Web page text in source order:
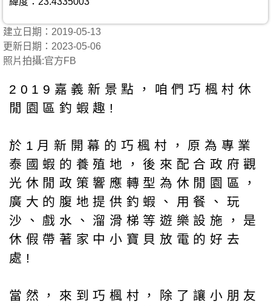
建立日期：2019-05-13
更新日期：2023-05-06
照片拍攝:官方FB
2019嘉義新景點，咱們巧楓村休
閒園區釣蝦趣!
於1月新開幕的巧楓村，原為專業
泰國蝦的養殖地，後來配合政府觀
光休閒政策響應轉型為休閒園區，
廣大的腹地提供釣蝦、用餐、玩
沙、戲水、溜滑梯等遊樂設施，是
休假帶著家中小寶貝放電的好去
處!
當然，來到巧楓村，除了讓小朋友